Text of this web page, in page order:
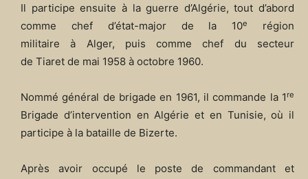
Il participe ensuite à la guerre d’Algérie, tout d’abord
comme chef d’état-major de la 10e
région
militaire à Alger, puis comme chef du secteur
de Tiaret de mai 1958 à octobre 1960.
Nommé général de brigade en 1961, il commande la 1re
Brigade d’intervention en Algérie et en Tunisie, où il
participe à la bataille de Bizerte.
Après avoir occupé le poste de commandant et